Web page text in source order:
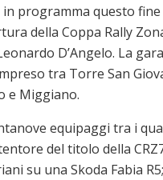
in programma questo
della Coppa Rally
D’Angelo. La
tra Torre San
e Miggiano.
equipaggi tra i
del titolo della
su una Skoda Fabia